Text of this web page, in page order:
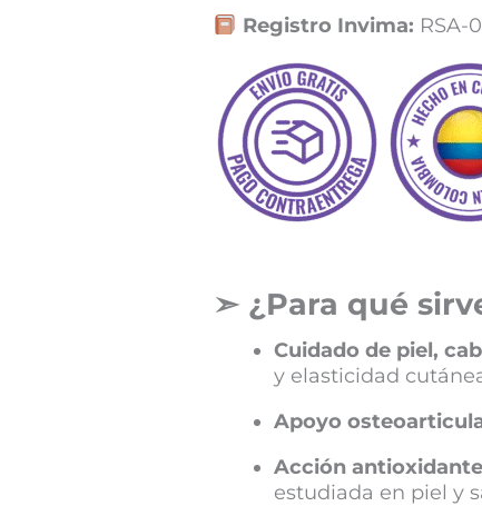
Registro Invima: RSA-
➣ ¿Para qué
Cuidado de piel,
y elasticidad
Apoyo
Acción antioxidante
estudiada en piel y